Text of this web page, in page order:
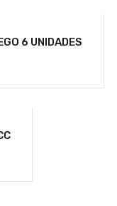
6 UNIDADES